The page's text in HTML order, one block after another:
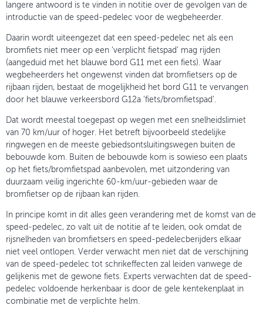
langere antwoord is te vinden in notitie over de gevolgen van de
introductie van de speed-pedelec voor de wegbeheerder.
Daarin wordt uiteengezet dat een speed-pedelec net als een
bromfiets niet meer op een ‘verplicht fietspad’ mag rijden
(aangeduid met het blauwe bord G11 met een fiets). Waar
wegbeheerders het ongewenst vinden dat bromfietsers op de
rijbaan rijden, bestaat de mogelijkheid het bord G11 te vervangen
door het blauwe verkeersbord G12a 'fiets/bromfietspad'.
Dat wordt meestal toegepast op wegen met een snelheidslimiet
van 70 km/uur of hoger. Het betreft bijvoorbeeld stedelijke
ringwegen en de meeste gebiedsontsluitingswegen buiten de
bebouwde kom. Buiten de bebouwde kom is sowieso een plaats
op het fiets/bromfietspad aanbevolen, met uitzondering van
duurzaam veilig ingerichte 60-km/uur-gebieden waar de
bromfietser op de rijbaan kan rijden.
In principe komt in dit alles geen verandering met de komst van de
speed-pedelec, zo valt uit de notitie af te leiden, ook omdat de
rijsnelheden van bromfietsers en speed-pedelecberijders elkaar
niet veel ontlopen. Verder verwacht men niet dat de verschijning
van de speed-pedelec tot schrikeffecten zal leiden vanwege de
gelijkenis met de gewone fiets. Experts verwachten dat de speed-
pedelec voldoende herkenbaar is door de gele kentekenplaat in
combinatie met de verplichte helm.